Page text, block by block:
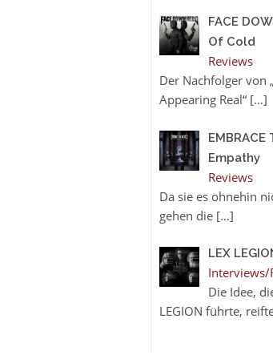
FACE
Of Cold
Reviews
Der Nachfolger von
Appearing Real“ […]
EMBRACE
Empathy
Reviews
Da sie es ohnehin
gehen die […]
LEX
Interviews/
Die Idee,
LEGION führte,